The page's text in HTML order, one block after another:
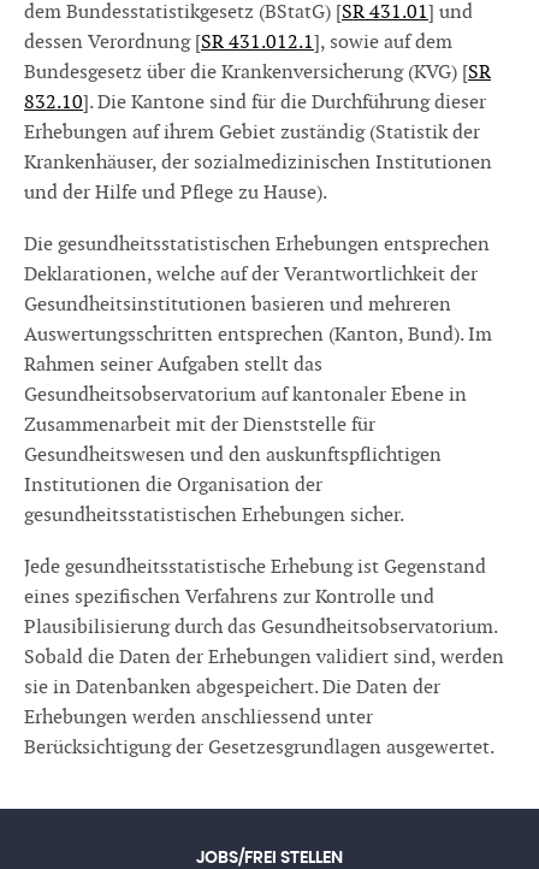
dem Bundesstatistikgesetz (BStatG) [SR 431.01] und
dessen Verordnung [SR 431.012.1], sowie auf dem
Bundesgesetz über die Krankenversicherung (KVG) [SR
832.10]. Die Kantone sind für die Durchführung dieser
Erhebungen auf ihrem Gebiet zuständig (Statistik der
Krankenhäuser, der sozialmedizinischen Institutionen
und der Hilfe und Pflege zu Hause).
Die gesundheitsstatistischen Erhebungen entsprechen
Deklarationen, welche auf der Verantwortlichkeit der
Gesundheitsinstitutionen basieren und mehreren
Auswertungsschritten entsprechen (Kanton, Bund). Im
Rahmen seiner Aufgaben stellt das
Gesundheitsobservatorium auf kantonaler Ebene in
Zusammenarbeit mit der Dienststelle für
Gesundheitswesen und den auskunftspflichtigen
Institutionen die Organisation der
gesundheitsstatistischen Erhebungen sicher.
Jede gesundheitsstatistische Erhebung ist Gegenstand
eines spezifischen Verfahrens zur Kontrolle und
Plausibilisierung durch das Gesundheitsobservatorium.
Sobald die Daten der Erhebungen validiert sind, werden
sie in Datenbanken abgespeichert. Die Daten der
Erhebungen werden anschliessend unter
Berücksichtigung der Gesetzesgrundlagen ausgewertet.
JOBS/FREI STELLEN